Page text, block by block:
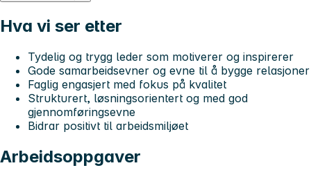
Hva vi ser etter
Tydelig og trygg leder som motiverer og inspirerer
Gode samarbeidsevner og evne til å bygge relasjoner
Faglig engasjert med fokus på kvalitet
Strukturert, løsningsorientert og med god
gjennomføringsevne
Bidrar positivt til arbeidsmiljøet
Arbeidsoppgaver